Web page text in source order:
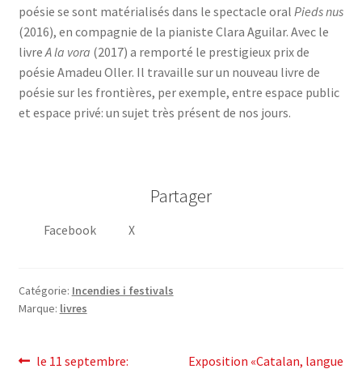
poésie se sont matérialisés dans le spectacle oral Pieds nus
(2016), en compagnie de la pianiste Clara Aguilar. Avec le
livre A la vora (2017) a remporté le prestigieux prix de
poésie Amadeu Oller. Il travaille sur un nouveau livre de
poésie sur les frontières, per exemple, entre espace public
et espace privé: un sujet très présent de nos jours.
Partager
Facebook X
Catégorie: Incendies i festivals
Marque: livres
Post
le 11 septembre: Article
Exposition «Catalan, langue